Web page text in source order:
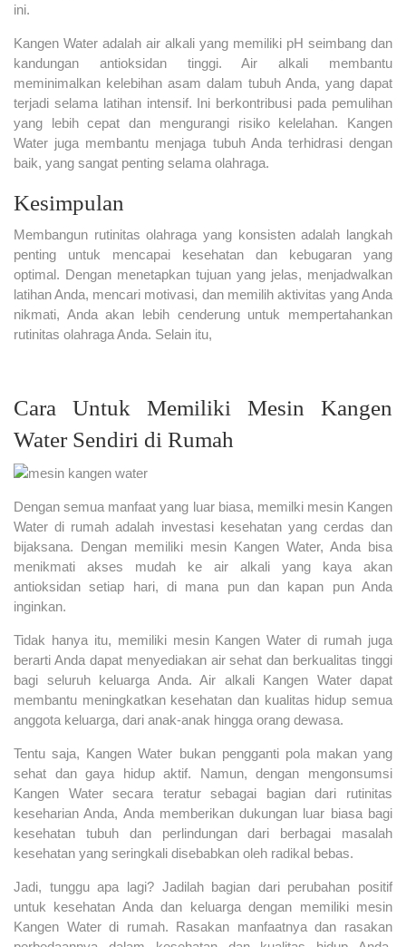
ini.
Kangen Water adalah air alkali yang memiliki pH seimbang dan
kandungan antioksidan tinggi. Air alkali membantu
meminimalkan kelebihan asam dalam tubuh Anda, yang dapat
terjadi selama latihan intensif. Ini berkontribusi pada pemulihan
yang lebih cepat dan mengurangi risiko kelelahan. Kangen
Water juga membantu menjaga tubuh Anda terhidrasi dengan
baik, yang sangat penting selama olahraga.
Kesimpulan
Membangun rutinitas olahraga yang konsisten adalah langkah
penting untuk mencapai kesehatan dan kebugaran yang
optimal. Dengan menetapkan tujuan yang jelas, menjadwalkan
latihan Anda, mencari motivasi, dan memilih aktivitas yang Anda
nikmati, Anda akan lebih cenderung untuk mempertahankan
rutinitas olahraga Anda. Selain itu,
Cara Untuk Memiliki Mesin Kangen
Water Sendiri di Rumah
Dengan semua manfaat yang luar biasa, memilki mesin Kangen
Water di rumah adalah investasi kesehatan yang cerdas dan
bijaksana. Dengan memiliki mesin Kangen Water, Anda bisa
menikmati akses mudah ke air alkali yang kaya akan
antioksidan setiap hari, di mana pun dan kapan pun Anda
inginkan.
Tidak hanya itu, memiliki mesin Kangen Water di rumah juga
berarti Anda dapat menyediakan air sehat dan berkualitas tinggi
bagi seluruh keluarga Anda. Air alkali Kangen Water dapat
membantu meningkatkan kesehatan dan kualitas hidup semua
anggota keluarga, dari anak-anak hingga orang dewasa.
Tentu saja, Kangen Water bukan pengganti pola makan yang
sehat dan gaya hidup aktif. Namun, dengan mengonsumsi
Kangen Water secara teratur sebagai bagian dari rutinitas
keseharian Anda, Anda memberikan dukungan luar biasa bagi
kesehatan tubuh dan perlindungan dari berbagai masalah
kesehatan yang seringkali disebabkan oleh radikal bebas.
Jadi, tunggu apa lagi? Jadilah bagian dari perubahan positif
untuk kesehatan Anda dan keluarga dengan memiliki mesin
Kangen Water di rumah. Rasakan manfaatnya dan rasakan